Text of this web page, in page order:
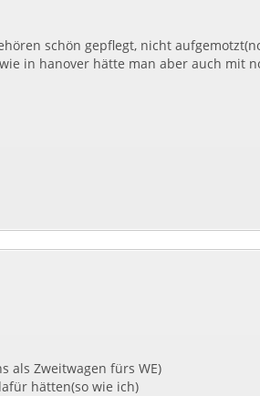
schön gepflegt, nicht
in hanover hätte man aber auch mit
als Zweitwagen fürs WE)
hätten(so wie ich)